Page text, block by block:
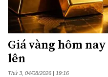
Giá vàng hôm
lên
Thứ 3, 04/08/2026 | 19:16